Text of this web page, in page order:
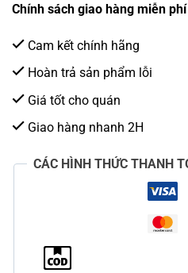
Chính sách giao hàng miễn phí
Cam kết chính hãng
Hoàn trả sản phẩm lỗi
Giá tốt cho quán
Giao hàng nhanh 2H
CÁC HÌNH THỨC THANH